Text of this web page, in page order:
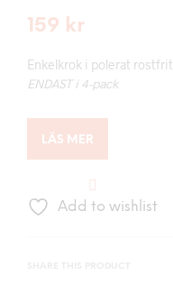
159 kr
Enkelkrok i polerat
ENDAST i 4-pack
LÄS MER
Add to wishlist